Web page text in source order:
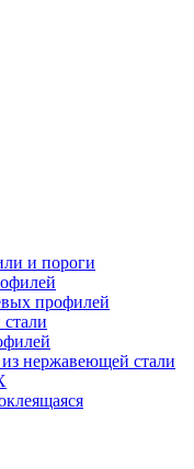
и пороги
профилей
нержавеющей стали